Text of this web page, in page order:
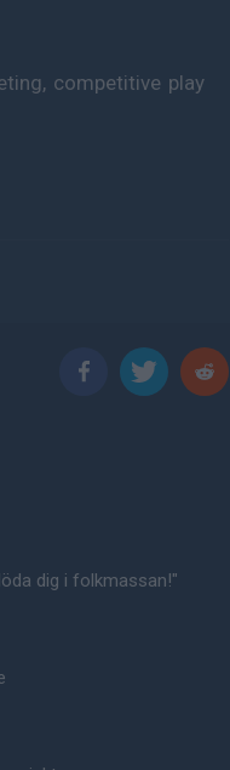
competitive play
dig i folkmassan!"